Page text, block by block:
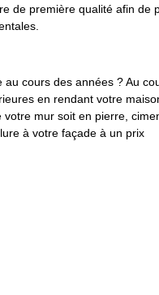
de première qualité afin de
cours des années ? Au
en rendant votre
mur soit en pierre,
à votre façade à un prix